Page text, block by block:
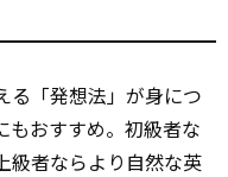
る「発想法」が身につ
もおすすめ。初級者な
級者ならより自然な英